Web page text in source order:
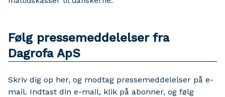
Følg pressemeddelelser fra
Dagrofa ApS
Skriv dig op her, og modtag pressemeddelelser på e-
mail. Indtast din e-mail, klik på abonner, og følg